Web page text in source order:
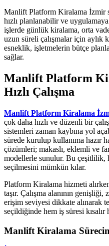
Manlift Platform Kiralama İzmir
hızlı planlanabilir ve
işlerde günlük kiralama, orta
uzun süreli çalışmalar için
esneklik, işletmelerin bütçe
sağlar.
Manlift Platform
Hızlı Çalışma
Manlift Platform Kiralama
çok daha hızlı ve düzenli bir
sistemleri zaman kaybına yol
sürede kurulup kullanıma hazır
çözümleri; makaslı, eklemli ve
modellerle sunulur. Bu çeşitlilik,
seçilmesini mümkün kılar.
Platform Kiralama hizmeti
taşır. Çalışma alanının
erişim seviyesi dikkate alınarak
seçildiğinde hem iş süresi
Manlift Kiralama